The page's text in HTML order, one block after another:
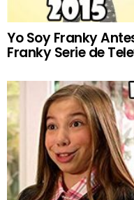
Yo Soy Franky
Franky Serie de